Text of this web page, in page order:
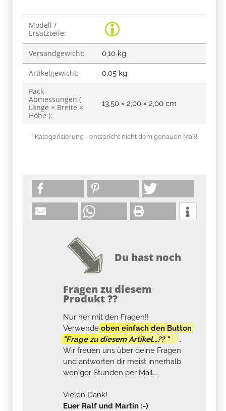
Produkteigenschaft
Wert
Modell /
Ersatzteile:
Versandgewicht: 0,10 kg
Artikelgewicht: 0,05 kg
Pack-
Abmessungen (
Länge × Breite ×
Höhe ):
13,50 × 2,00 × 2,00 cm
* Kategorisierung - entspricht nicht dem genauen Maß!
Du hast noch
Fragen zu diesem
Produkt ??
Nur her mit den Fragen!!
Verwendeoben einfach den Button
"Frage zu diesem Artikel...?? "
.
Wir freuen uns über deine Fragen
und antworten dir meist innerhalb
weniger Stunden per Mail....
Vielen Dank!
Euer Ralf und Martin :-)